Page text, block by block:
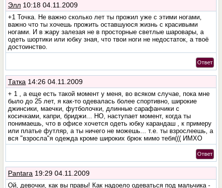
Элл 10:18 04.11.2009
+1 Точка. Не важно сколько лет ты прожил уже с этими ногами,
важно что ты хочешь прожить оставшуюся жизнь с красивыми
ногами. И в жару залезая не в просторные светлые шаровары, а
одеть шортики или юбку зная, что твои ноги не недостаток, а твоё
достоинство.
Ответ
Татка 14:26 04.11.2009
+ 1 , а еще есть такой момент у меня, во всяком случае, пока мне
было до 25 лет, я как-то одевалась более спортивно, широкие
джинсики, маечки, футболочки, длинные сарафанчики с
косичками, капри, бриджи... НО, наступает момент, когда ты
понимаешь, что в офисе хочется одеть юбку карандаш , к примеру
или платье футляр, а ты ничего не можешь... т.е. ты взрослеешь, а
вся "взросла"я одежда кроме широких брюк мимо тебя((( ИМХО
Ответ
Pantara 19:29 04.11.2009
Ой, девочки, как вы правы! Как надоело одеваться под мальчика -